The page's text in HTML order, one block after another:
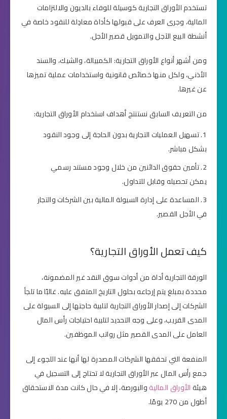
تستخدم الأوراق التجارية كوسيلة للوفاء بالديون والالتزامات
المالية، وجرى العرف على قبولها كأداة معادِلة للنقود خاصة في
أنشطة البيع الآجل والتمويل قصير الأجل.
ومن أشهر أنواع الأوراق التجارية: الكمبيالة، والشيك، والسند
الأذني، ولكل منها خصائص قانونية واستخدامات عملية تميزها
عن غيرها.
من التعريف السابق نستنتج أهداف استخدام الأوراق التجارية:
تسهيل العمليات التجارية بدون الحاجة إلى وجود النقود
بشكل مباشر.
تأمين حقوق الدائنين من خلال وجود مستند رسمي
يمكن تحصيله وقابل للتداول.
المساعدة على إدارة السيولة المالية بين الشركات والتجار
في الأجل القصير.
كيف تعمل الأوراق التجارية؟
الورقة التجارية أداة من أدوات سوق النقد غير المضمونة،
محددة بمبلغ يتم إرجاعه بحلول التاريخ المتفق عليه. غالبًا ما تلجأ
الشركات إلى إصدار الأوراق التجارية لتلبية حاجتها إلى السيولة على
المدى القريب، وعلى وجه التحديد لتلبية احتياجات رأس المال
العامل على المدى القصير مثل رواتب الموظفين.
المنفعة التي تحققها الشركات المصدرة لها أنها عند اللجوء إلى
جمع رأس المال عبر الأوراق التجارية لا تحتاج إلى التسجيل في
هيئةالأوراق الماليةوالبورصة، إلا في حال كانت مدة الاستحقاق
أطول من 270 يومًا.